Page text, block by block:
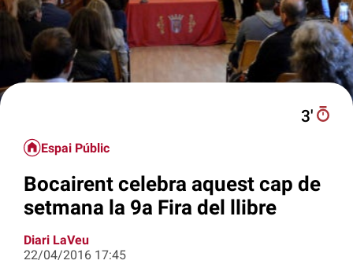
3′
Espai Públic
Bocairent celebra aquest cap de
setmana la 9a Fira del llibre
Diari LaVeu
22/04/2016 17:45